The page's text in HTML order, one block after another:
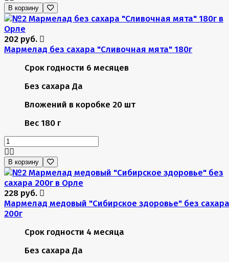
В корзину
202 руб.
Мармелад без сахара "Сливочная мята" 180г
Срок годности 6 месяцев
Без сахара Да
Вложений в коробке 20 шт
Вес 180 г
В корзину
228 руб.
Мармелад медовый "Сибирское здоровье" без сахара
200г
Срок годности 4 месяца
Без сахара Да